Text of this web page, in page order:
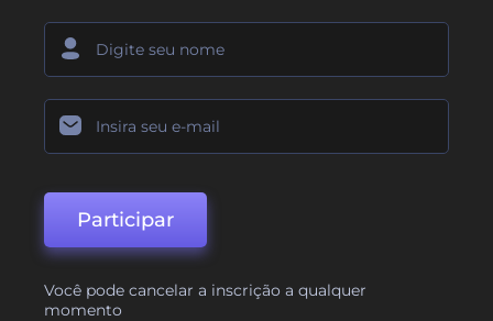
Participar
Você pode cancelar a inscrição a qualquer
momento